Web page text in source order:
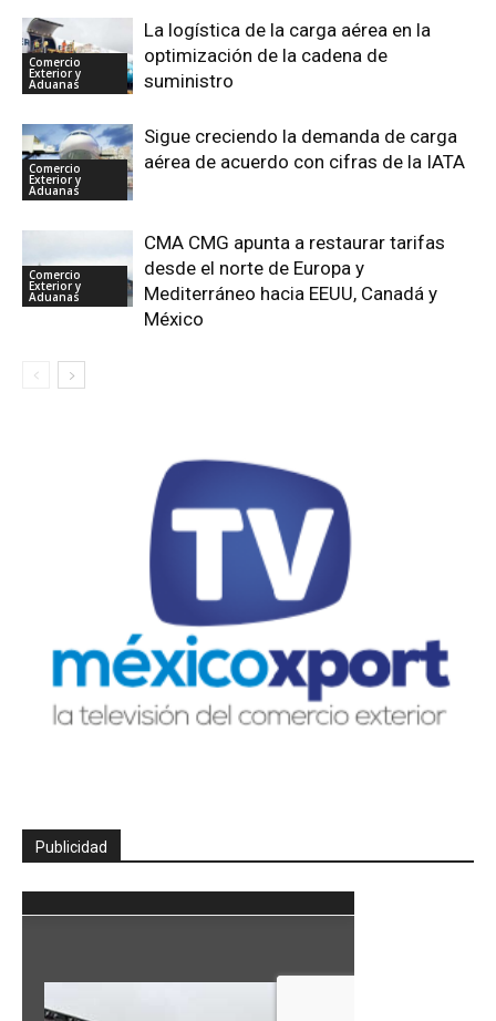
Comercio
Exterior y
Aduanas
La logística de la carga aérea en la
optimización de la cadena de
suministro
Comercio
Exterior y
Aduanas
Sigue creciendo la demanda de carga
aérea de acuerdo con cifras de la IATA
Comercio
Exterior y
Aduanas
CMA CMG apunta a restaurar tarifas
desde el norte de Europa y
Mediterráneo hacia EEUU, Canadá y
México
Publicidad